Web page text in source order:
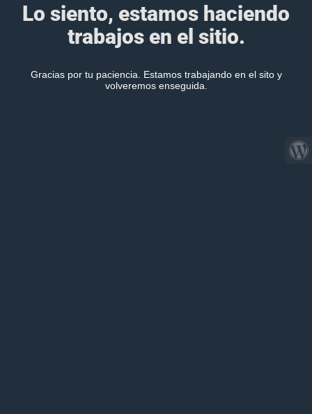
Lo siento, estamos haciendo
trabajos en el sitio.
Gracias por tu paciencia. Estamos trabajando en el sito y
volveremos enseguida.